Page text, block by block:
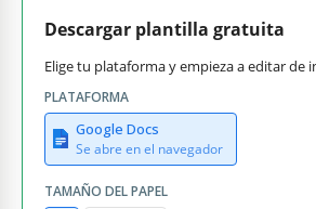
Descargar plantilla gratuita
Elige tu plataforma y empieza a editar de
PLATAFORMA
Google Docs
Se abre en el navegador
TAMAÑO DEL PAPEL